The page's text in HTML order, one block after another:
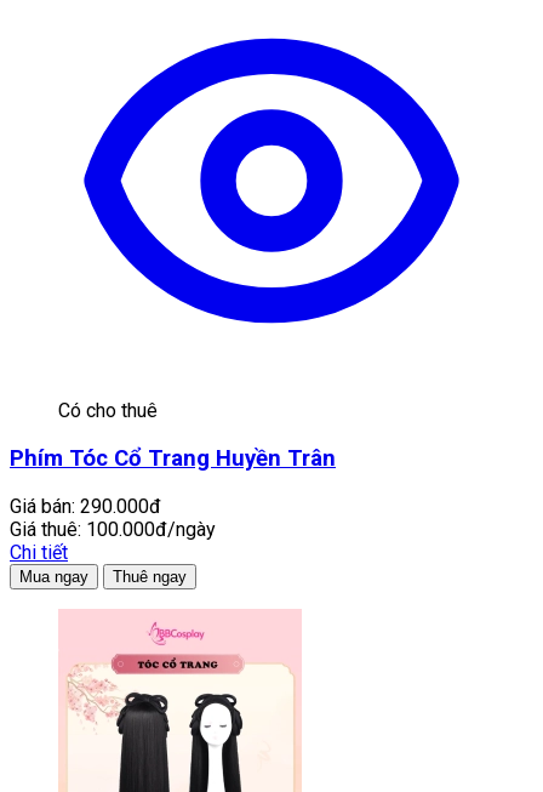
Có cho thuê
Phím Tóc Cổ Trang Huyền Trân
Giá bán: 290.000đ
Giá thuê: 100.000đ/ngày
Chi tiết
Mua ngay Thuê ngay